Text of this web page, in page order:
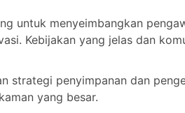
untuk menyeimbangkan
Kebijakan yang jelas dan
strategi penyimpanan dan
yang besar.